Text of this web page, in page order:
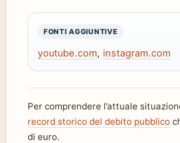
FONTI AGGIUNTIVE
youtube.com, instagram.com
Per comprendere l’attuale
record storico del debito pubblico
di euro.